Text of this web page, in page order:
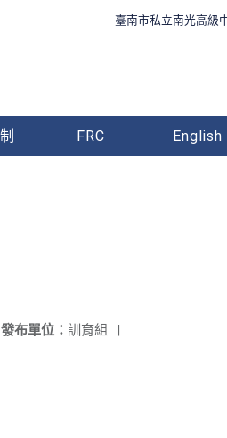
臺南市私立南光高級
FRC English
發布單位： 訓育組 |